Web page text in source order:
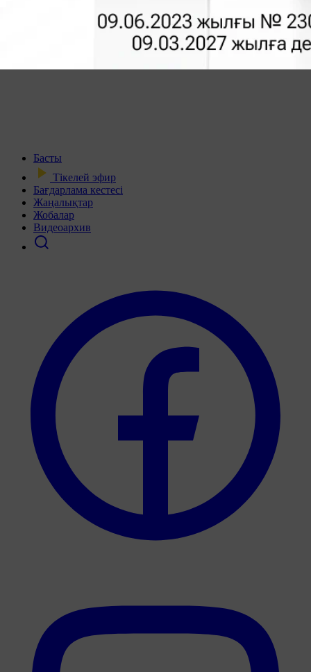
Басты
Тікелей эфир
Бағдарлама кестесі
Жаңалықтар
Жобалар
Видеоархив